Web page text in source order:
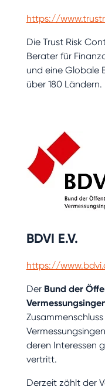
https://
Die Trust Risk
Berater für
und eine Globale
über 180 Ländern.
BDVI E.V.
https://
Der Bund der
deren Interessen
vertritt.
Derzeit zählt der